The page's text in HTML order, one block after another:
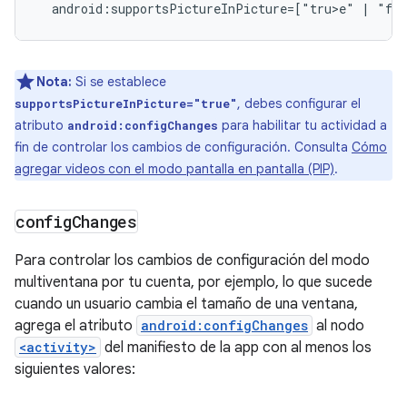
android:supportsPictureInPicture=["tru>e" |
Nota: Si se establece
supportsPictureInPicture="true", debes configurar el
atributo android:configChanges para habilitar tu actividad a
fin de controlar los cambios de configuración. Consulta Cómo
agregar videos con el modo pantalla en pantalla (PIP).
configChanges
Para controlar los cambios de configuración del modo
multiventana por tu cuenta, por ejemplo, lo que sucede
cuando un usuario cambia el tamaño de una ventana,
agrega el atributo android:configChanges al nodo
<activity> del manifiesto de la app con al menos los
siguientes valores: